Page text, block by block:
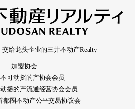
交给龙头企业的三井不动产Realty
加盟协会
可动摇的产协会会员
摇的产流通经营协会会员
都圈不动产公平交易协议会